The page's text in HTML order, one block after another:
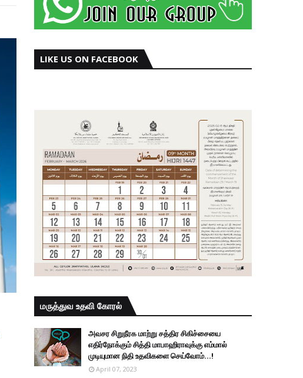
LIKE US ON FACEBOOK
மருத்துவ உதவி கோரல்
அவசர சிறுநீரக மாற்று சத்திர சிகிச்சையை
எதிர்நோக்கும் சித்தி மாபாஹிராவுக்கு எம்மால்
முடியுமான நிதி உதவிகளை செய்வோம்...!
April 07, 2023